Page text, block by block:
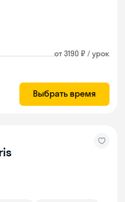
от 3190 ₽ / урок
Выбрать время